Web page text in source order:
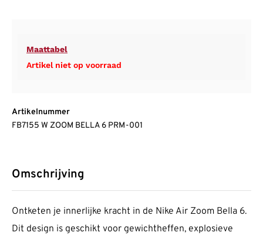
Maattabel
Artikel niet op voorraad
Artikelnummer
FB7155 W ZOOM BELLA 6 PRM-001
Omschrijving
Ontketen je innerlijke kracht in de Nike Air Zoom Bella 6.
Dit design is geschikt voor gewichtheffen, explosieve